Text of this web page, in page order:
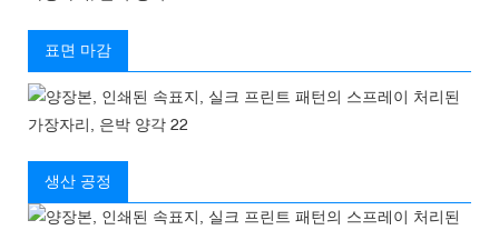
표면 마감
생산 공정